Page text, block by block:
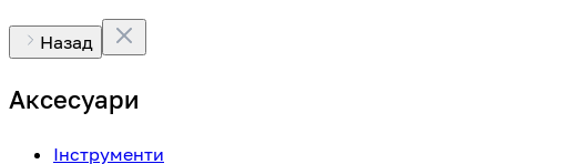
Назад
Аксесуари
Інструменти